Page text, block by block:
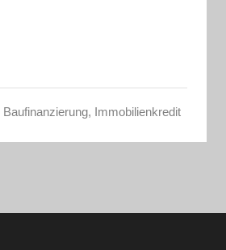
l
Baufinanzierung, Immobilienkredit